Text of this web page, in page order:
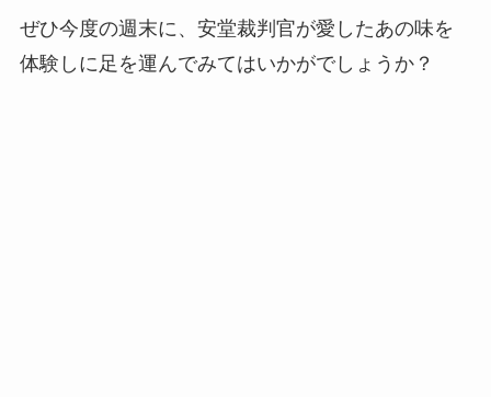
ぜひ今度の週末に、安堂裁判官が愛したあの味を
体験しに足を運んでみてはいかがでしょうか？